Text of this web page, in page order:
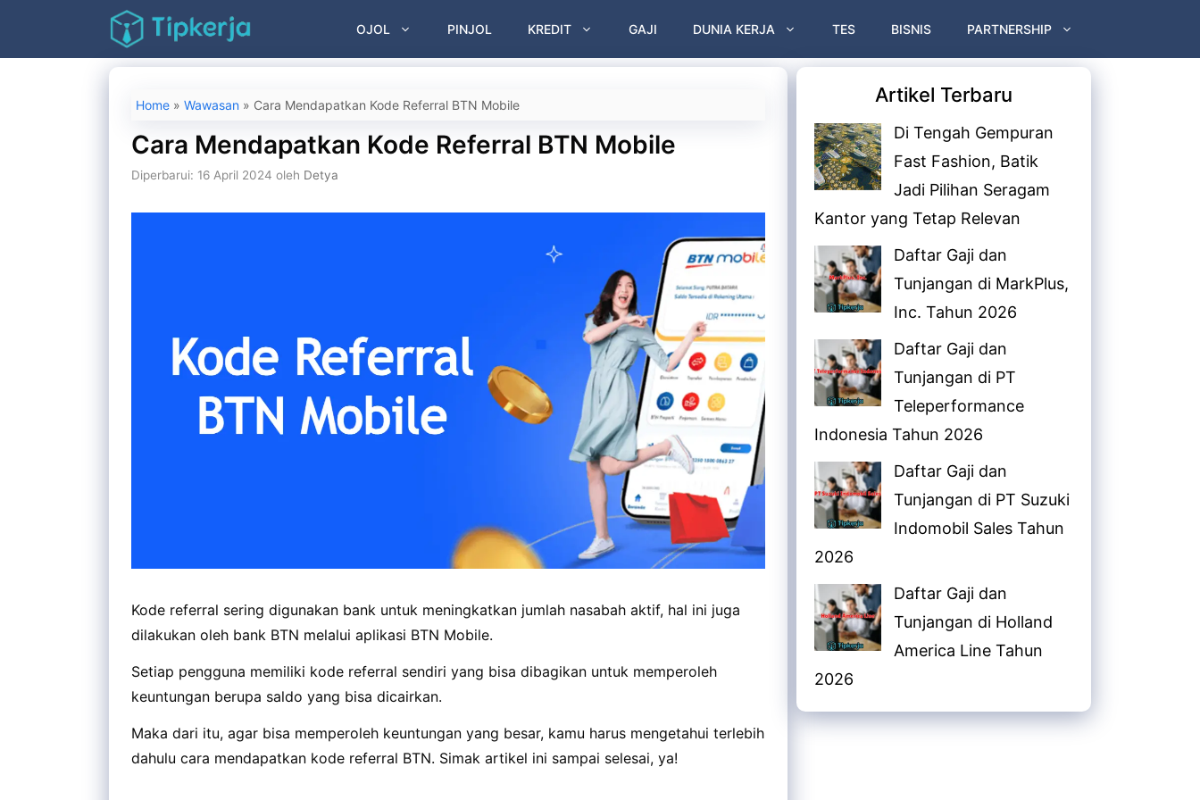
isi
OJOL PINJOL KREDIT GAJI DUNIA KERJA TES BISNIS PARTNERSHIP
Home » Wawasan » Cara Mendapatkan Kode Referral BTN Mobile
Cara Mendapatkan Kode Referral BTN Mobile
Diperbarui: 16 April 2024 oleh Detya
Kode referral sering digunakan bank untuk meningkatkan jumlah nasabah aktif, hal ini juga
dilakukan oleh bank BTN melalui aplikasi BTN Mobile.
Setiap pengguna memiliki kode referral sendiri yang bisa dibagikan untuk memperoleh
keuntungan berupa saldo yang bisa dicairkan.
Maka dari itu, agar bisa memperoleh keuntungan yang besar, kamu harus mengetahui terlebih
dahulu cara mendapatkan kode referral BTN. Simak artikel ini sampai selesai, ya!
Artikel Terbaru
Di Tengah Gempuran
Fast Fashion, Batik
Jadi Pilihan Seragam
Kantor yang Tetap Relevan
Daftar Gaji dan
Tunjangan di MarkPlus,
Inc. Tahun 2026
Daftar Gaji dan
Tunjangan di PT
Teleperformance
Indonesia Tahun 2026
Daftar Gaji dan
Tunjangan di PT Suzuki
Indomobil Sales Tahun
2026
Daftar Gaji dan
Tunjangan di Holland
America Line Tahun
2026